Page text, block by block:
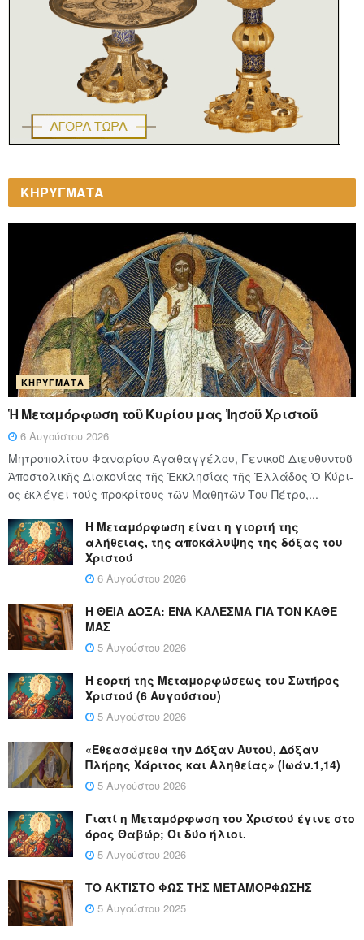
ΚΗΡΥΓΜΑΤΑ
ΚΗΡΎΓΜΑΤΑ
Ἡ Μεταμόρφωση τοῦ Κυρίου μας Ἰησοῦ Χριστοῦ
6 Αυγούστου 2026
Μητροπολίτου Φαναρίου Ἀγαθαγγέλου, Γενικοῦ Διευθυντοῦ
Ἀποστολικῆς Διακονίας τῆς Ἐκκλησίας τῆς Ἑλλάδος Ὁ Κύ­ρι­
ος ἐκλέγει τούς προ­κρί­τους τῶν Μα­θη­τῶν Του Πέ­τρο,...
Η Μεταμόρφωση είναι η γιορτή της
αλήθειας, της αποκάλυψης της δόξας του
Χριστού
6 Αυγούστου 2026
Η ΘΕΙΑ ΔΟΞΑ: ΈΝΑ ΚΑΛΕΣΜΑ ΓΙΑ ΤΟΝ ΚΑΘΕ
ΜΑΣ
5 Αυγούστου 2026
Η εορτή της Μεταμορφώσεως του Σωτήρος
Χριστού (6 Αυγούστου)
5 Αυγούστου 2026
«Εθεασάμεθα την Δόξαν Αυτού, Δόξαν
Πλήρης Χάριτος και Αληθείας» (Ιωάν.1,14)
5 Αυγούστου 2026
Γιατί η Μεταμόρφωση του Χριστού έγινε στο
όρος Θαβώρ; Οι δύο ήλιοι.
5 Αυγούστου 2026
ΤΟ ΑΚΤΙΣΤΟ ΦΩΣ ΤΗΣ ΜΕΤΑΜΟΡΦΩΣΗΣ
5 Αυγούστου 2025